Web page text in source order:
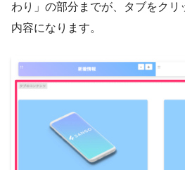
わり」の部分までが、タブをクリ
内容になります。